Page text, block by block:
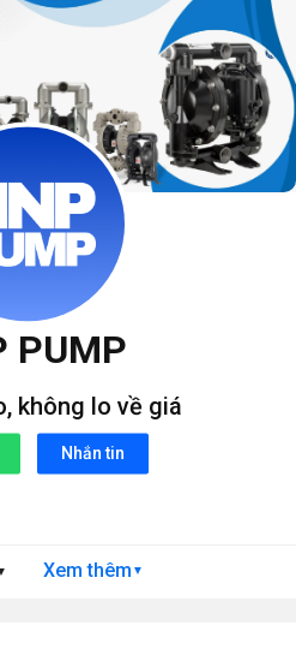
PUMP
không lo về giá
Nhắn tin
Xem thêm ▼